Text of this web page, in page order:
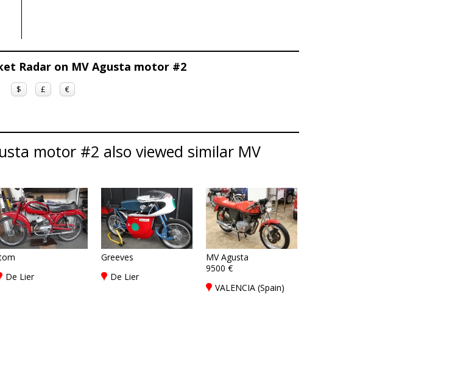
Radar on MV Agusta motor #2
$ £ €
motor #2 also viewed similar MV
De Lier
Greeves
De Lier
MV Agusta
9500 €
VALENCIA (Spain)